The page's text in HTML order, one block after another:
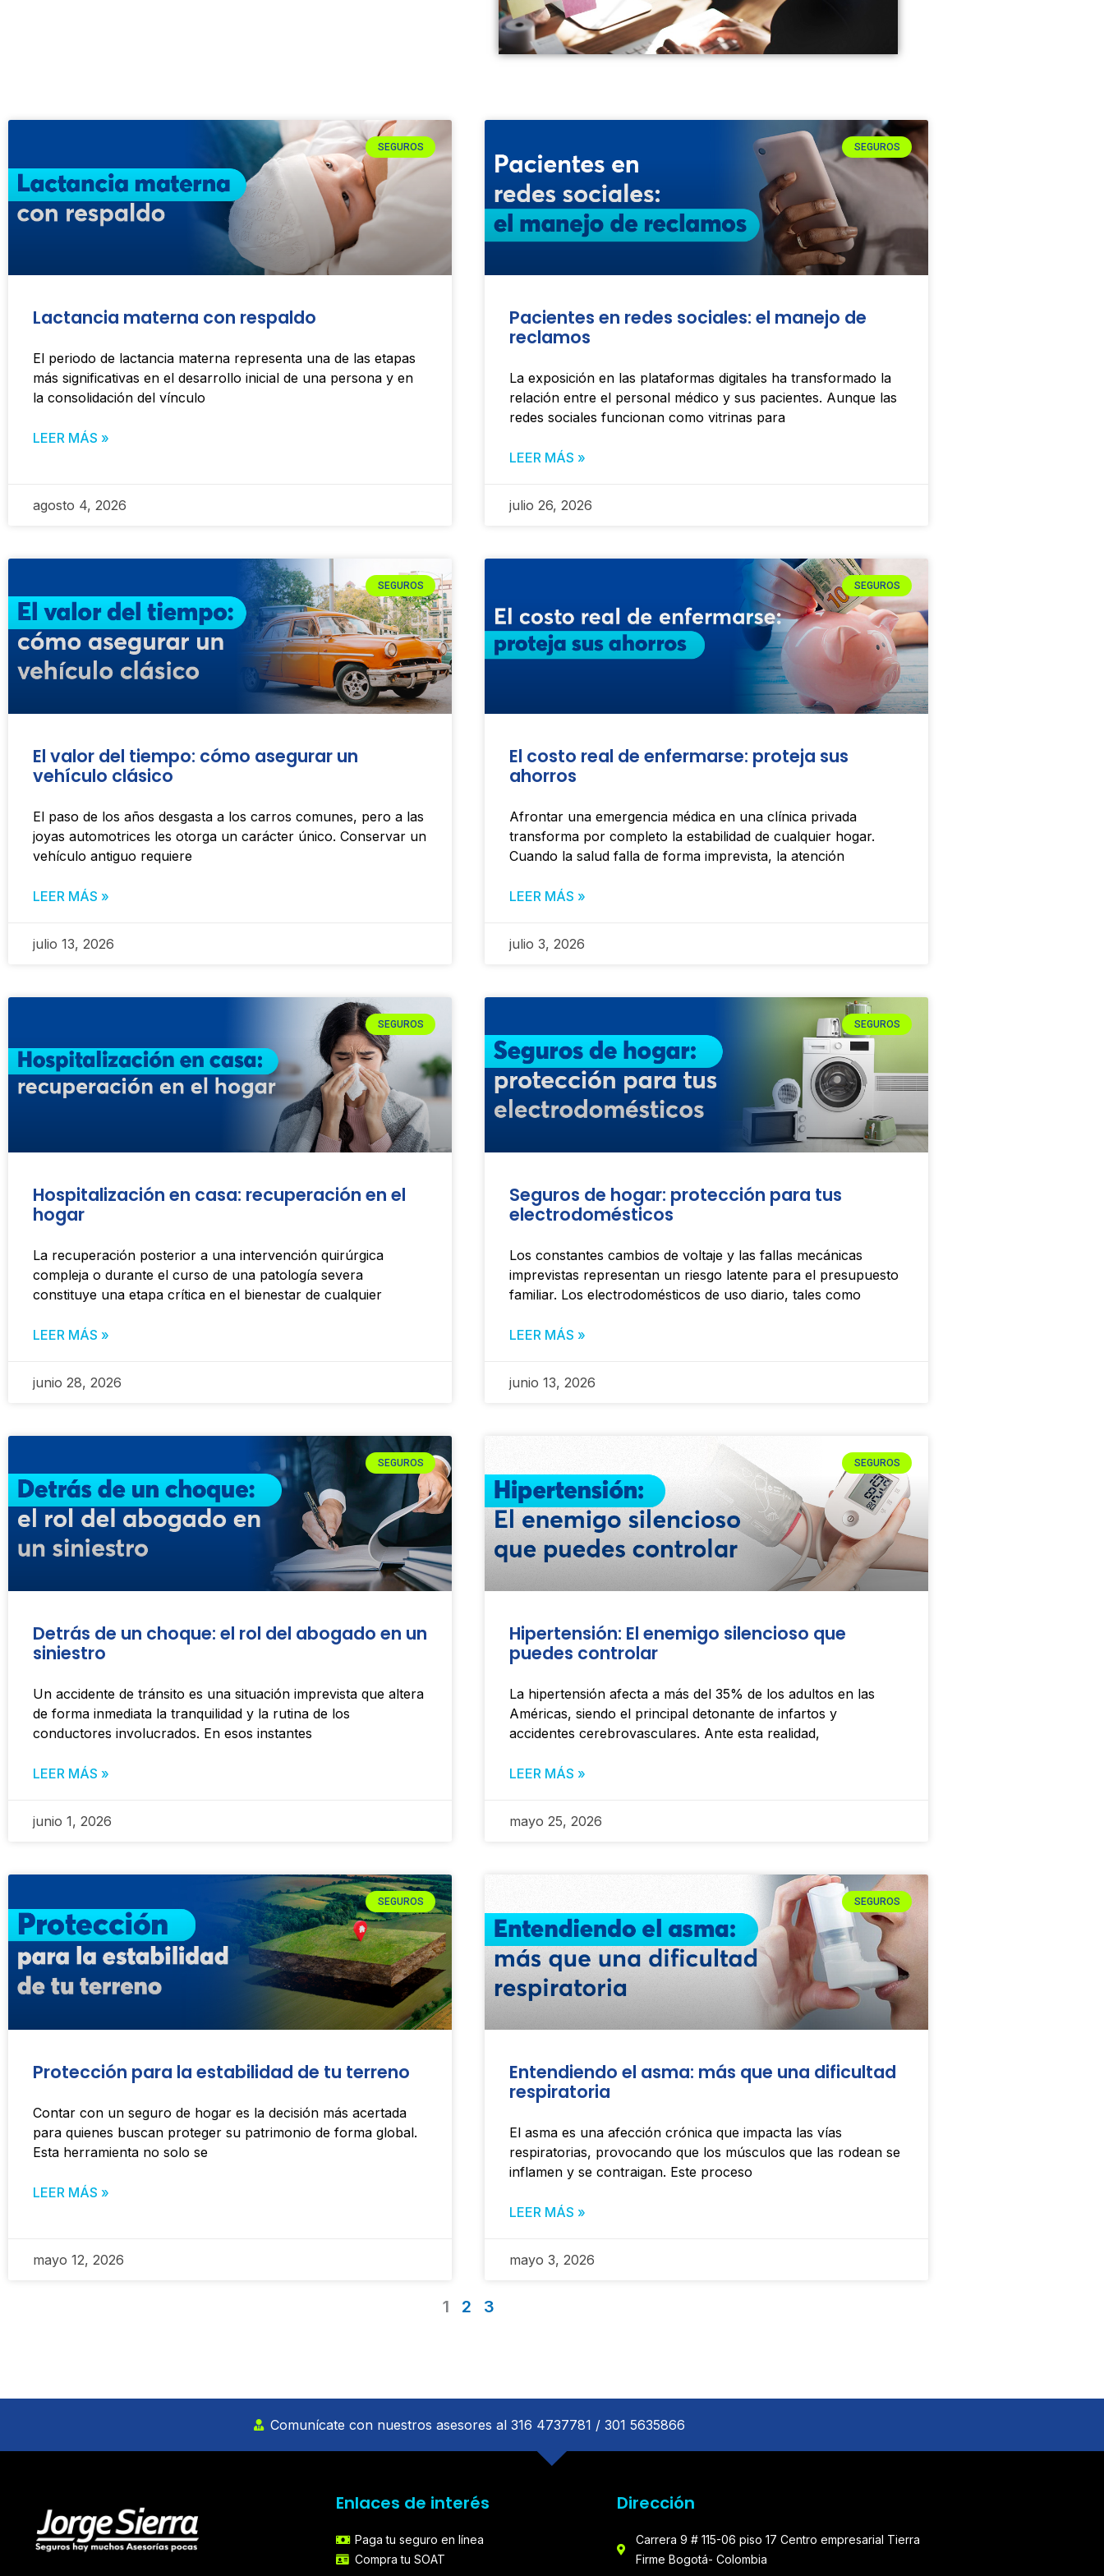
SEGUROS
Lactancia materna con respaldo
El periodo de lactancia materna representa una de las etapas
más significativas en el desarrollo inicial de una persona y en
la consolidación del vínculo
LEER MÁS »
agosto 4, 2026
SEGUROS
Pacientes en redes sociales: el manejo de
reclamos
La exposición en las plataformas digitales ha transformado la
relación entre el personal médico y sus pacientes. Aunque las
redes sociales funcionan como vitrinas para
LEER MÁS »
julio 26, 2026
SEGUROS
El valor del tiempo: cómo asegurar un
vehículo clásico
El paso de los años desgasta a los carros comunes, pero a las
joyas automotrices les otorga un carácter único. Conservar un
vehículo antiguo requiere
LEER MÁS »
julio 13, 2026
SEGUROS
El costo real de enfermarse: proteja sus
ahorros
Afrontar una emergencia médica en una clínica privada
transforma por completo la estabilidad de cualquier hogar.
Cuando la salud falla de forma imprevista, la atención
LEER MÁS »
julio 3, 2026
SEGUROS
Hospitalización en casa: recuperación en el
hogar
La recuperación posterior a una intervención quirúrgica
compleja o durante el curso de una patología severa
constituye una etapa crítica en el bienestar de cualquier
LEER MÁS »
junio 28, 2026
SEGUROS
Seguros de hogar: protección para tus
electrodomésticos
Los constantes cambios de voltaje y las fallas mecánicas
imprevistas representan un riesgo latente para el presupuesto
familiar. Los electrodomésticos de uso diario, tales como
LEER MÁS »
junio 13, 2026
SEGUROS
Detrás de un choque: el rol del abogado en un
siniestro
Un accidente de tránsito es una situación imprevista que altera
de forma inmediata la tranquilidad y la rutina de los
conductores involucrados. En esos instantes
LEER MÁS »
junio 1, 2026
SEGUROS
Hipertensión: El enemigo silencioso que
puedes controlar
La hipertensión afecta a más del 35% de los adultos en las
Américas, siendo el principal detonante de infartos y
accidentes cerebrovasculares. Ante esta realidad,
LEER MÁS »
mayo 25, 2026
SEGUROS
Protección para la estabilidad de tu terreno
Contar con un seguro de hogar es la decisión más acertada
para quienes buscan proteger su patrimonio de forma global.
Esta herramienta no solo se
LEER MÁS »
mayo 12, 2026
SEGUROS
Entendiendo el asma: más que una dificultad
respiratoria
El asma es una afección crónica que impacta las vías
respiratorias, provocando que los músculos que las rodean se
inflamen y se contraigan. Este proceso
LEER MÁS »
mayo 3, 2026
1 2 3
Comunícate con nuestros asesores al 316 4737781 / 301 5635866
Enlaces de interés
Paga tu seguro en línea
Compra tu SOAT
Dirección
Carrera 9 # 115-06 piso 17 Centro empresarial Tierra
Firme Bogotá- Colombia